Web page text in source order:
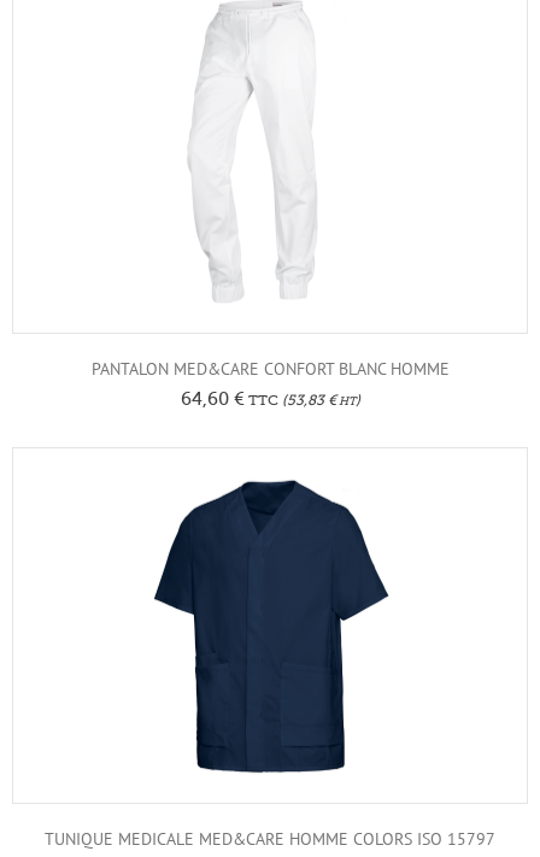
PANTALON MED&CARE CONFORT BLANC HOMME
64,60 €TTC(53,83 €HT)
TUNIQUE MEDICALE MED&CARE HOMME COLORS ISO 15797